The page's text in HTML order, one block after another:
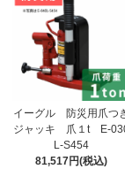
イーグル 防災用爪つ
ジャッキ 爪１t E-
L-S454
81,517円(税込)